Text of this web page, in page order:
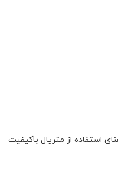
استفاده از متریال باکیفیت